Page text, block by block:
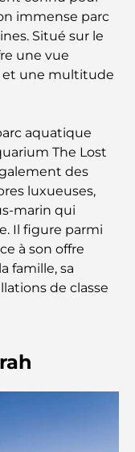
gastronomiques
déjeuners de
de santé
construites : la
: un guide
Hills 2 : un
de Dubaï : un
Jumeirah : une
luxe et des
immense parc
Situé sur le
une vue
et une multitude
aquatique
The Lost
des
luxueuses,
marin qui
Il figure parmi
à son offre
famille, sa
de classe